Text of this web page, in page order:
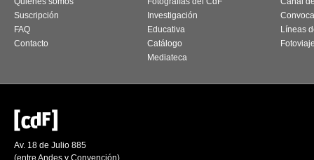
Suscripción
FAQ
Contacto
Investigación
Educativa
Catálogo
Mediateca
Líneas
Av. 18 de Julio 885
(entre Andes y Convención)